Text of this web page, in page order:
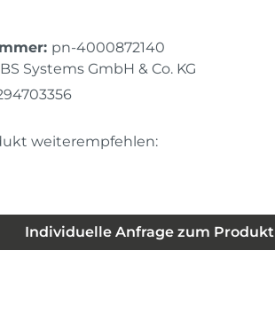
pn-4000872140
BS Systems GmbH & Co. KG
weiterempfehlen:
Individuelle Anfrage zum Produkt